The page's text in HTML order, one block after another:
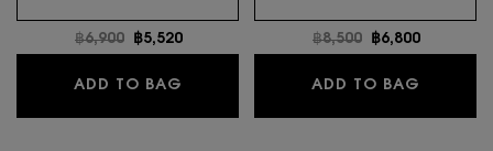
Old price
฿6,900 New price
฿5,520
ADD TO BAG LIBRE L'EAU NUE PARFUM DE PEAU
Old price
฿8,500 New price
฿6,800
ADD TO BAG